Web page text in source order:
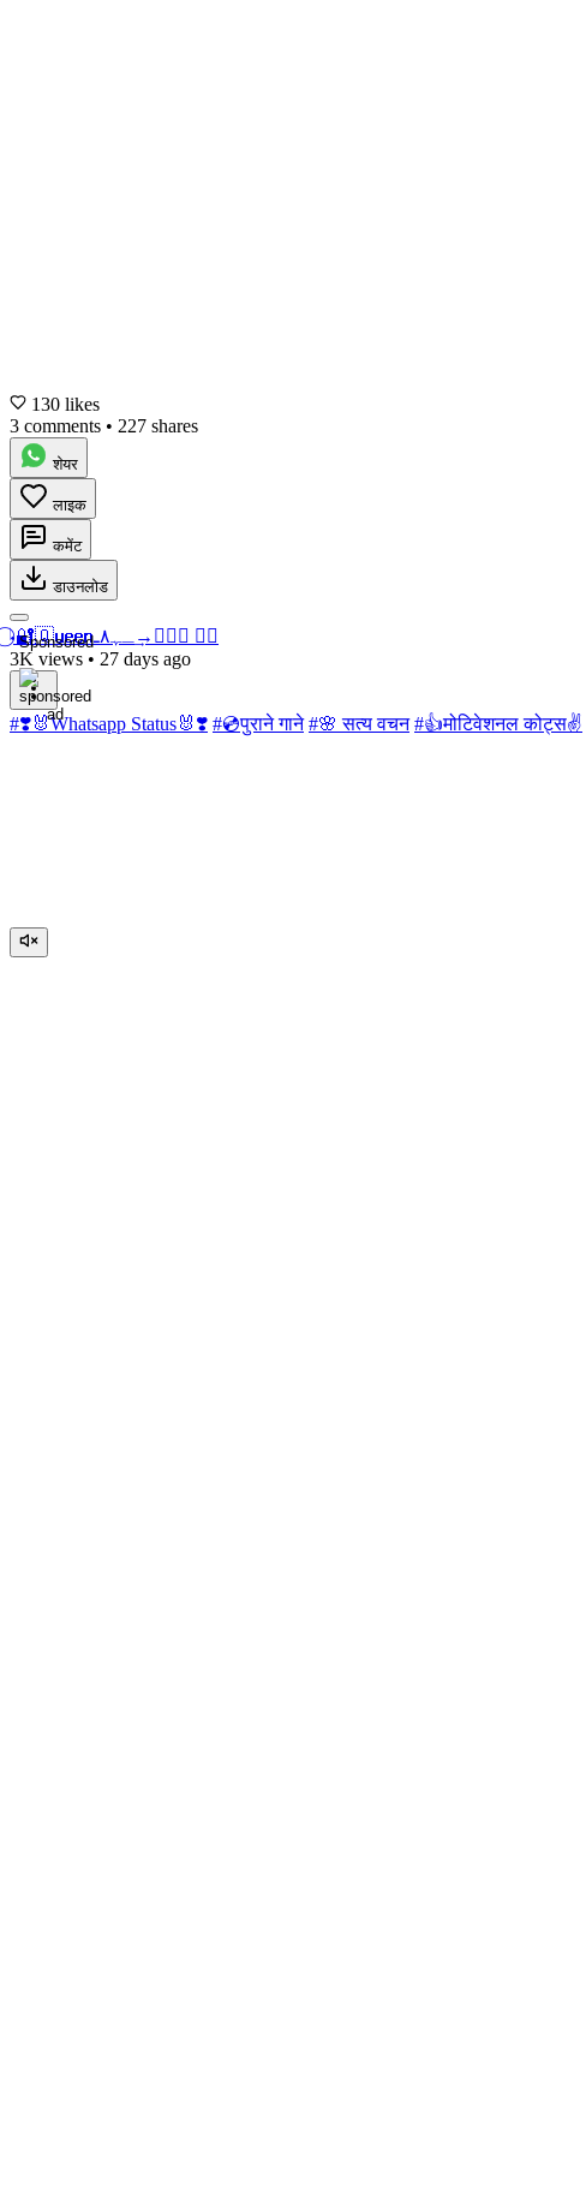
130 likes
3 comments • 227 shares
शेयर
लाइक
कमेंट
डाउनलोड
Sponsored
𝆺𝅥⃝🔐🇶𝐮𝐞𝐞𝐧 ـﮩ٨ـ→͢✮⃝𝆹𝅥 ⍣𝆺𝅥
3K views • 27 days ago
#❣️🐰Whatsapp Status🐰❣️ #💿पुराने गाने #🌸 सत्य वचन #👍मोटिवेशनल कोट्स✌